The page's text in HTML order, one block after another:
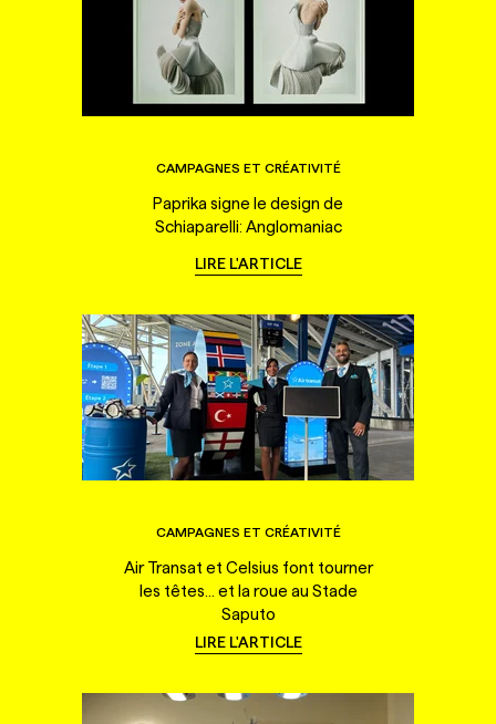
CAMPAGNES ET CRÉATIVITÉ
Paprika signe le design de
Schiaparelli: Anglomaniac
LIRE L'ARTICLE
CAMPAGNES ET CRÉATIVITÉ
Air Transat et Celsius font tourner
les têtes... et la roue au Stade
Saputo
LIRE L'ARTICLE